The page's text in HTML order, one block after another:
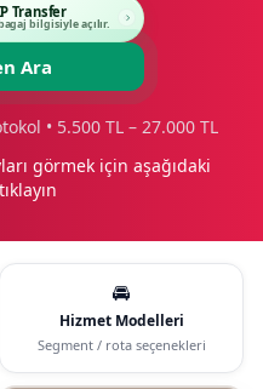
Transfer
bilgisiyle açılır.
Ara
• 5.500 TL – 27.000 TL
görmek için aşağıdaki
🚘
Hizmet Modelleri
Segment / rota seçenekleri